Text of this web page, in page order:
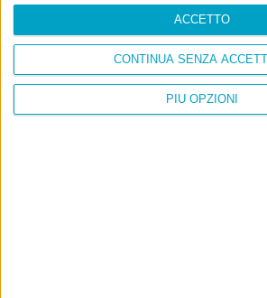
PIÙ OPZIONI
CONTINUA SENZA
ACCETTO